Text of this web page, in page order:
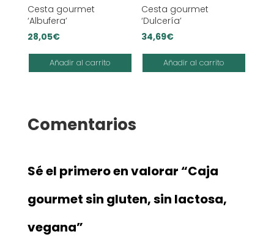
Cesta gourmet
‘Albufera’
28,05€
Añadir al carrito
Cesta gourmet
‘Dulcería’
34,69€
Añadir al carrito
Comentarios
Sé el primero en valorar “Caja
gourmet sin gluten, sin lactosa,
vegana”